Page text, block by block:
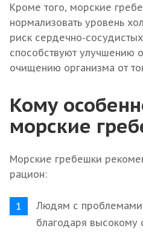
Кроме того, морские
нормализовать уровень
риск сердечно-
способствуют улучшению
очищению организма от
Кому
морские
Морские гребешки
рацион:
Людям с
благодаря